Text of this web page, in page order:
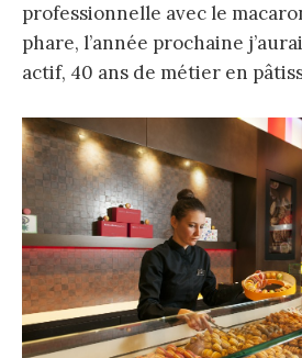
professionnelle avec le
phare, l’année prochaine
actif, 40 ans de métier en